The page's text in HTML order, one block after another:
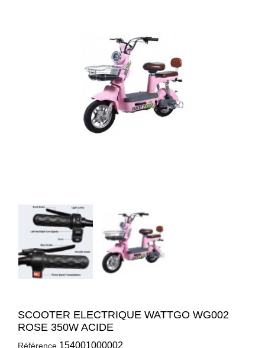
SCOOTER ELECTRIQUE WATTGO WG002
ROSE 350W ACIDE
Référence 154001000002